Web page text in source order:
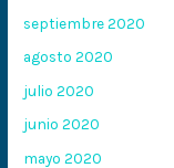
septiembre 2020
agosto 2020
julio 2020
junio 2020
mayo 2020